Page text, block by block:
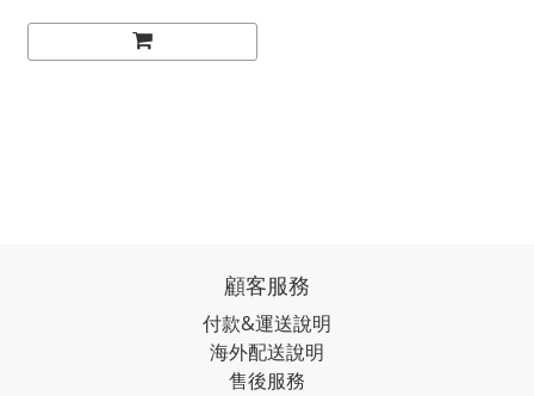
顧客服務
付款&運送說明
海外配送說明
售後服務